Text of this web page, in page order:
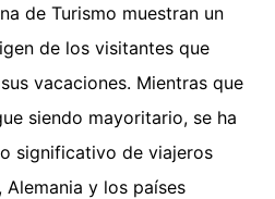
de Turismo muestran un
de los visitantes que
vacaciones. Mientras que
siendo mayoritario, se ha
significativo de viajeros
y los países